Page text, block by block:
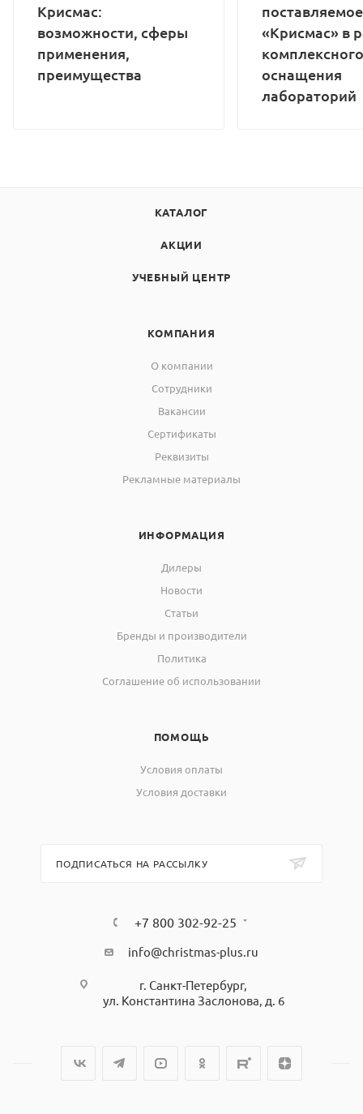
Крисмас:
возможности, сферы
применения,
преимущества
«Крисмас» в
комплексного
оснащения
лабораторий
КАТАЛОГ
АКЦИИ
УЧЕБНЫЙ ЦЕНТР
КОМПАНИЯ
О компании
Сотрудники
Вакансии
Сертификаты
Реквизиты
Рекламные материалы
ИНФОРМАЦИЯ
Дилеры
Новости
Статьи
Бренды и производители
Политика
Соглашение об использовании
ПОМОЩЬ
Условия оплаты
Условия доставки
ПОДПИСАТЬСЯ НА РАССЫЛКУ
+7 800 302-92-25
info@christmas-plus.ru
г. Санкт-Петербург,
ул. Константина Заслонова, д. 6